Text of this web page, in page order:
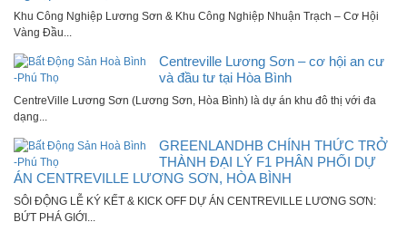
Khu Công Nghiệp Lương Sơn & Khu Công Nghiệp Nhuận Trạch – Cơ Hội
Vàng Đầu...
Centreville Lương Sơn – cơ hội an cư
và đầu tư tại Hòa Bình
CentreVille Lương Sơn (Lương Sơn, Hòa Bình) là dự án khu đô thị với đa
dạng...
GREENLANDHB CHÍNH THỨC TRỞ
THÀNH ĐẠI LÝ F1 PHÂN PHỐI DỰ
ÁN CENTREVILLE LƯƠNG SƠN, HÒA BÌNH
SÔI ĐỘNG LỄ KÝ KẾT & KICK OFF DỰ ÁN CENTREVILLE LƯƠNG SƠN:
BỨT PHÁ GIỚI...